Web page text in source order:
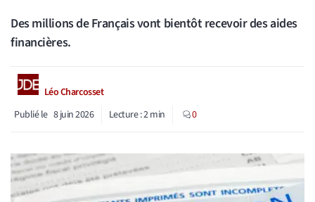
Des millions de Français vont bientôt recevoir des aides
financières.
Léo Charcosset
Publié le 8 juin 2026 Lecture :2min 0